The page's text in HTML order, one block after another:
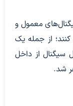
معمول و
از جمله یک
از داخل
شد.